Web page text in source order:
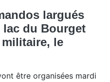
largués
lac du Bourget
militaire, le
être organisées mardi